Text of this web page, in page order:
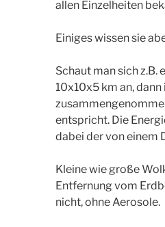
allen Einzelheiten
Einiges wissen sie
Schaut man sich z.B.
10x10x5 km an,
entspricht. Die
dabei der von einem
Kleine wie große
Entfernung vom
nicht, ohne Aerosole.